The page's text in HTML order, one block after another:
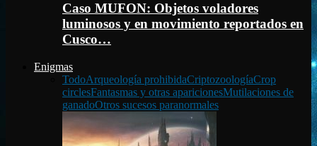
Caso MUFON: Objetos voladores
luminosos y en movimiento reportados en
Cusco…
Enigmas
TodoArqueología prohibidaCriptozoologíaCrop
circlesFantasmas y otras aparicionesMutilaciones de
ganadoOtros sucesos paranormales